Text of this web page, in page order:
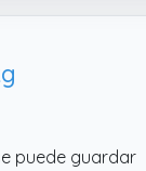
puede guardar